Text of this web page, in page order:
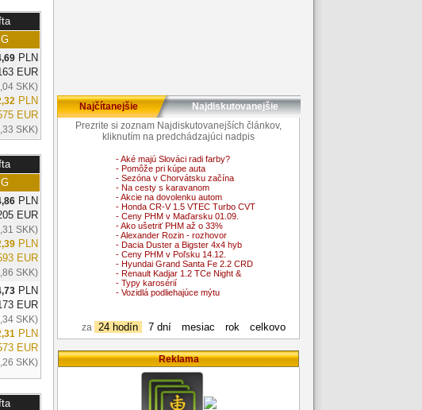
PLN
EUR
SKK)
PLN
EUR
SKK)
PLN
EUR
SKK)
PLN
EUR
SKK)
PLN
EUR
SKK)
PLN
EUR
SKK)
Najčítanejšie
Najdiskutovanejšie
Prezrite si zoznam Najdiskutovanejších článkov,
kliknutím na predchádzajúci nadpis
- Aké majú Slováci radi farby?
- Pomôže pri kúpe auta
- Sezóna v Chorvátsku začína
- Na cesty s karavanom
- Akcie na dovolenku autom
- Honda CR-V 1.5 VTEC Turbo CVT
- Ceny PHM v Maďarsku 01.09.
- Ako ušetriť PHM až o 33%
- Alexander Rozin - rozhovor
- Dacia Duster a Bigster 4x4 hyb
- Ceny PHM v Poľsku 14.12.
- Hyundai Grand Santa Fe 2.2 CRD
- Renault Kadjar 1.2 TCe Night &
- Typy karosérií
- Vozidlá podliehajúce mýtu
za 24 hodín 7 dní mesiac rok celkovo
Reklama